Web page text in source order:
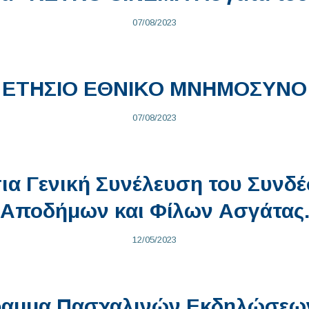
07/08/2023
ΕΤΗΣΙΟ ΕΘΝΙΚΟ ΜΝΗΜΟΣΥΝΟ
07/08/2023
Γενική Συνέλευση του
Αποδήμων και Φίλων Ασγάτας.
12/05/2023